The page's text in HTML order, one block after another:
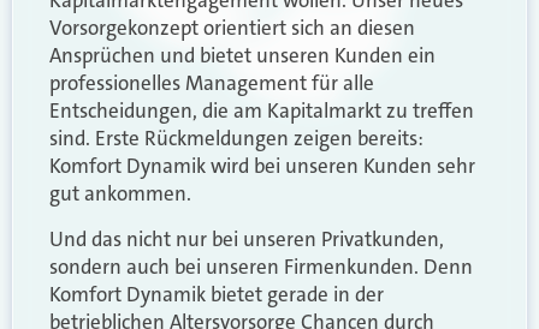
Vorsorgekonzept orientiert sich an diesen
Ansprüchen und bietet unseren Kunden ein
professionelles Management für alle
Entscheidungen, die am Kapitalmarkt zu treffen
sind. Erste Rückmeldungen zeigen bereits:
Komfort Dynamik wird bei unseren Kunden sehr
gut ankommen.
Und das nicht nur bei unseren Privatkunden,
sondern auch bei unseren Firmenkunden. Denn
Komfort Dynamik bietet gerade in der
betrieblichen Altersvorsorge Chancen durch